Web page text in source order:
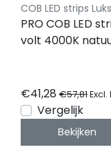
COB LED strips
PRO COB LED
volt 4000K
CRI90 - 5 meter
€41,28 €57,81
Vergelijk
Bekijken